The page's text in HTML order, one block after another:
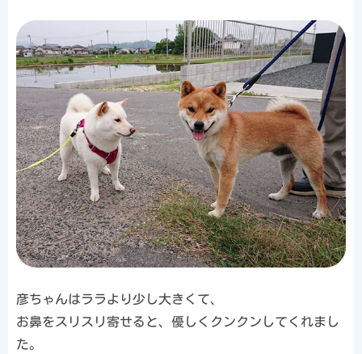
彦ちゃんはララより少し大きくて、
お鼻をスリスリ寄せると、優しくクンクンしてくれまし
た。